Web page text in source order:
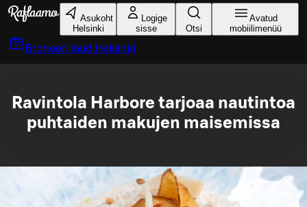
Liigu peamise sisu juurde
Asukoht
Helsinki
Logige
sisse
Otsi
Avatud
mobiilimenüü
Broneeri laud Helsinki
Ravintola Harbore tarjoaa nautintoa
puhtaiden makujen maisemissa